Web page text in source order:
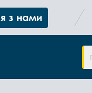
з нами